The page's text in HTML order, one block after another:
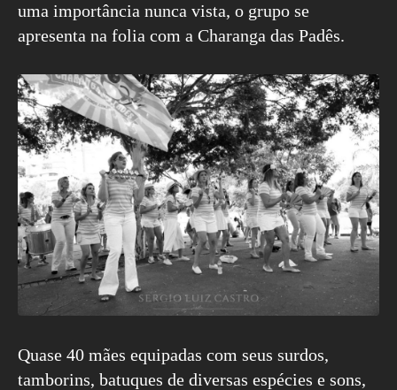
uma importância nunca vista, o grupo se
apresenta na folia com a Charanga das Padês.
Quase 40 mães equipadas com seus surdos,
tamborins, batuques de diversas espécies e sons,